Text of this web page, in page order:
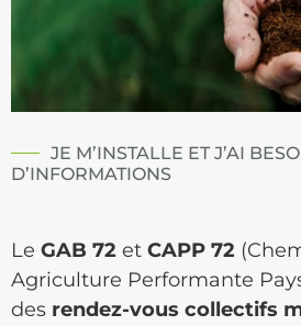
JE M’INSTALLE ET J’AI
D’INFORMATIONS
Le GAB 72 et CAPP 72
Agriculture Performante
des rendez-vous collectifs